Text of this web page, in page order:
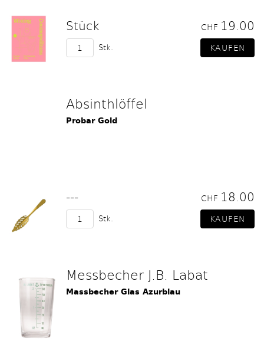
Stück CHF 19.00
Stk.
Absinthlöffel
Probar Gold
--- CHF 18.00
Stk.
Messbecher J.B. Labat
Massbecher Glas Azurblau